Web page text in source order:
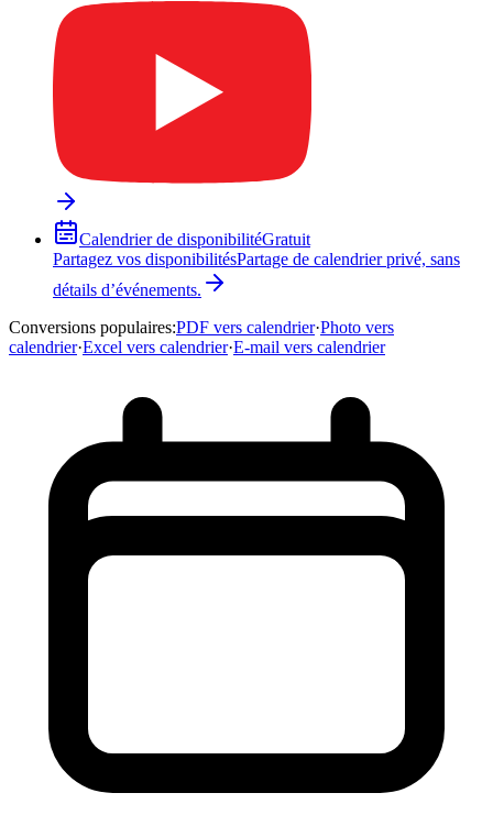
Calendrier de disponibilitéGratuit
Partagez vos disponibilitésPartage de calendrier privé, sans
détails d’événements.
Conversions populaires:PDF vers calendrier·Photo vers
calendrier·Excel vers calendrier·E-mail vers calendrier